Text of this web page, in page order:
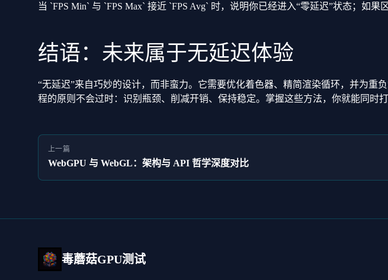
当 `FPS Min` 与 `FPS Max` 接近 `FPS Avg` 时，说明你已经进入“零延迟”状态；如
结语：未来属于无延迟体验
“无延迟”来自巧妙的设计，而非蛮力。它需要优化着色器、精简渲染循环，并为
程的原则不会过时：识别瓶颈、削减开销、保持稳定。掌握这些方法，你就能同时
上一篇
WebGPU 与 WebGL：架构与 API 哲学深度对比
毒蘑菇GPU测试